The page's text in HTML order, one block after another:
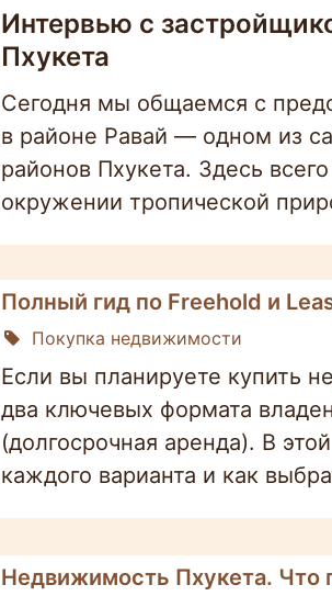
Интервью с
Пхукета
Сегодня мы общаемся с
в районе Равай — одном из
районов Пхукета. Здесь
окружении тропической
Полный гид по Freehold и
Покупка недвижимости
Если вы планируете купить
два ключевых формата
(долгосрочная аренда). В
каждого варианта и как
Недвижимость Пхукета. Что